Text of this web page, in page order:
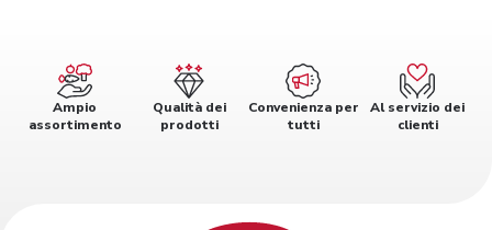
Ampio
assortimento
Qualità dei
prodotti
Convenienza per
tutti
Al servizio dei
clienti